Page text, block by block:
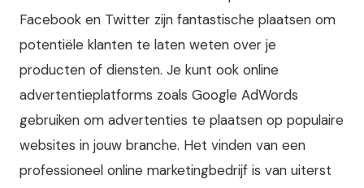
Facebook en Twitter zijn fantastische plaatsen om
potentiële klanten te laten weten over je
producten of diensten. Je kunt ook online
advertentieplatforms zoals Google AdWords
gebruiken om advertenties te plaatsen op populaire
websites in jouw branche. Het vinden van een
professioneel online marketingbedrijf is van uiterst